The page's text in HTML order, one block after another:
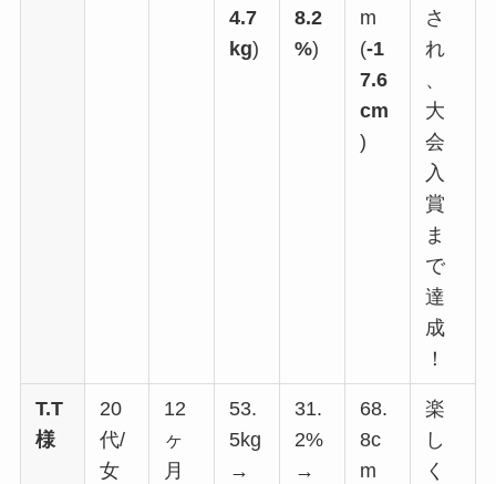
4.7
kg)
8.2
%)
m
(-1
7.6
cm
)
さ
れ
、
大
会
入
賞
ま
で
達
成
！
T.T
様
20
代/
女
12
ヶ
月
53.
5kg
→
31.
2%
→
68.
8c
m
楽
し
く